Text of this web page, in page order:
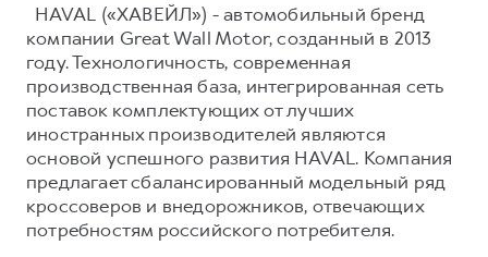
HAVAL («ХАВЕЙЛ») - автомобильный бренд
компании Great Wall Motor, созданный в 2013
году. Технологичность, современная
производственная база, интегрированная сеть
поставок комплектующих от лучших
иностранных производителей являются
основой успешного развития HAVAL. Компания
предлагает сбалансированный модельный ряд
кроссоверов и внедорожников, отвечающих
потребностям российского потребителя.